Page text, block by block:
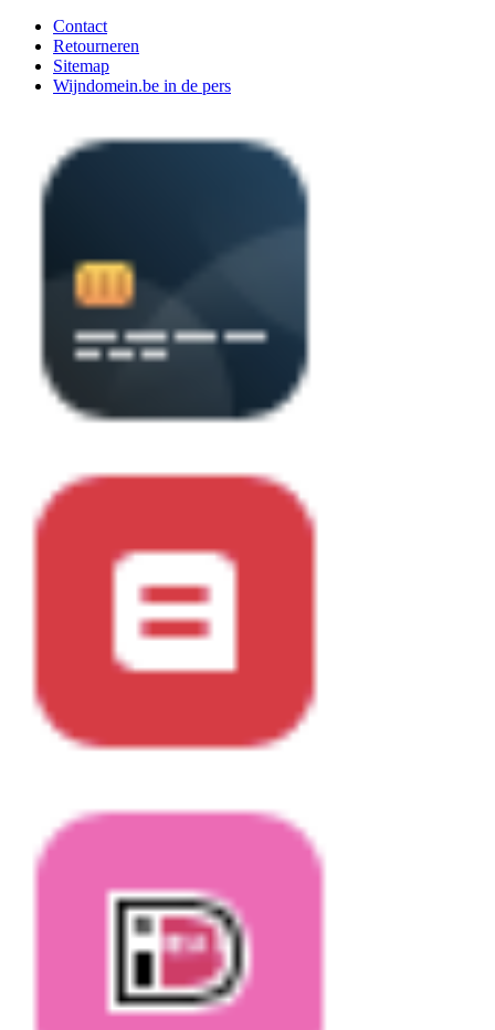
Contact
Retourneren
Sitemap
Wijndomein.be in de pers